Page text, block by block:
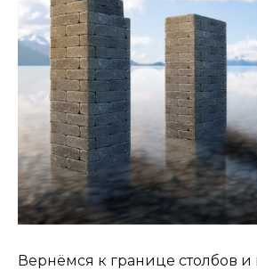
Вернёмся к границе столбов и